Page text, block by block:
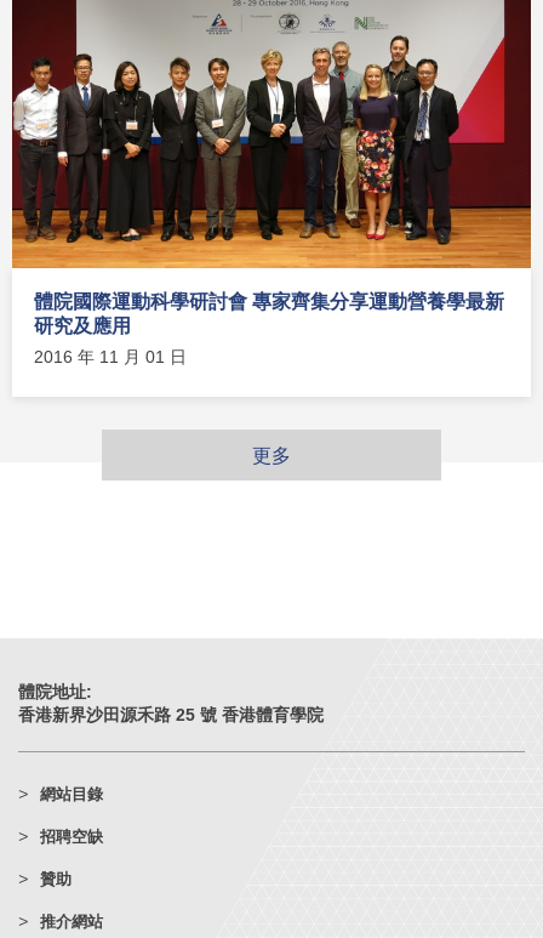
體院國際運動科學研討會 專家齊集分享運動營養學最新
研究及應用
2016 年 11 月 01 日
更多
體院地址:
香港新界沙田源禾路 25 號 香港體育學院
網站目錄
招聘空缺
贊助
推介網站